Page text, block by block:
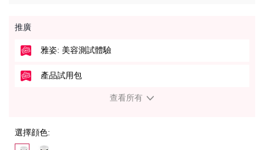
推廣
雅姿: 美容測試體驗
產品試用包
查看所有
選擇顔色: